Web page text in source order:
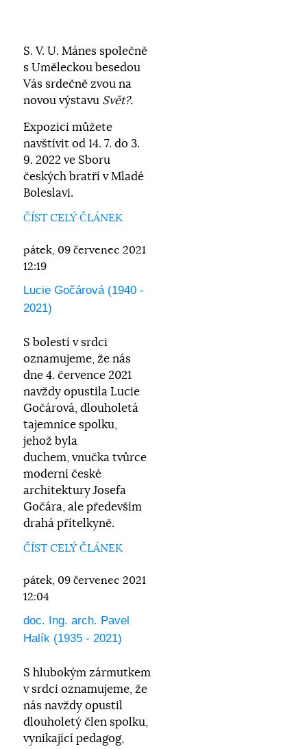
S. V. U. Mánes společně
s Uměleckou besedou
Vás srdečně zvou na
novou výstavu Svět?.
Expozici můžete
navštívit od 14. 7. do 3.
9. 2022 ve Sboru
českých bratří v Mladé
Boleslavi.
ČÍST CELÝ ČLÁNEK
pátek, 09 červenec 2021
12:19
Lucie Gočárová (1940 -
2021)
S bolestí v srdci
oznamujeme, že nás
dne 4. července 2021
navždy opustila Lucie
Gočárová, dlouholetá
tajemnice spolku,
jehož byla
duchem, vnučka tvůrce
moderní české
architektury Josefa
Gočára, ale především
drahá přítelkyně.
ČÍST CELÝ ČLÁNEK
pátek, 09 červenec 2021
12:04
doc. Ing. arch. Pavel
Halík (1935 - 2021)
S hlubokým zármutkem
v srdci oznamujeme, že
nás navždy opustil
dlouholetý člen spolku,
vynikající pedagog,